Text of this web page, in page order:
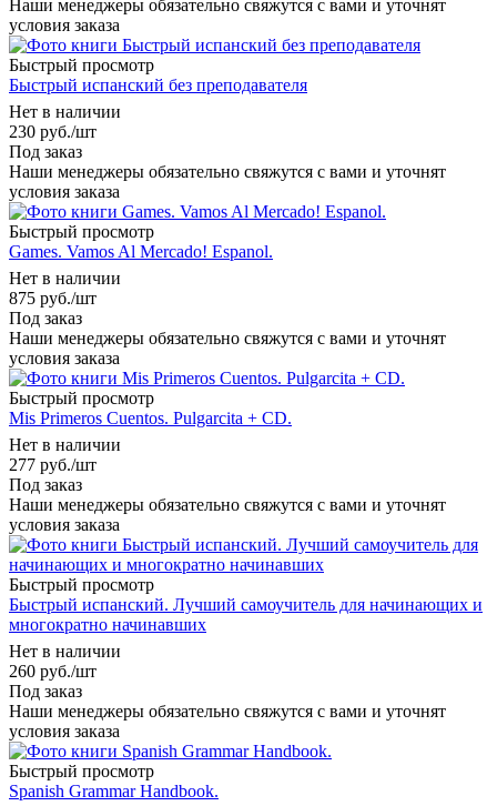
Наши менеджеры обязательно свяжутся с вами и уточнят
условия заказа
Быстрый просмотр
Быстрый испанский без преподавателя
Нет в наличии
230 руб./шт
Под заказ
Наши менеджеры обязательно свяжутся с вами и уточнят
условия заказа
Быстрый просмотр
Games. Vamos Al Mercado! Espanol.
Нет в наличии
875 руб./шт
Под заказ
Наши менеджеры обязательно свяжутся с вами и уточнят
условия заказа
Быстрый просмотр
Mis Primeros Cuentos. Pulgarcita + CD.
Нет в наличии
277 руб./шт
Под заказ
Наши менеджеры обязательно свяжутся с вами и уточнят
условия заказа
Быстрый просмотр
Быстрый испанский. Лучший самоучитель для начинающих и
многократно начинавших
Нет в наличии
260 руб./шт
Под заказ
Наши менеджеры обязательно свяжутся с вами и уточнят
условия заказа
Быстрый просмотр
Spanish Grammar Handbook.